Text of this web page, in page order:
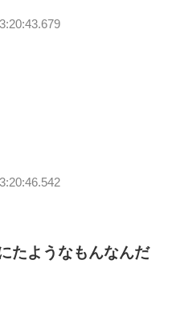
たようなもんなんだ